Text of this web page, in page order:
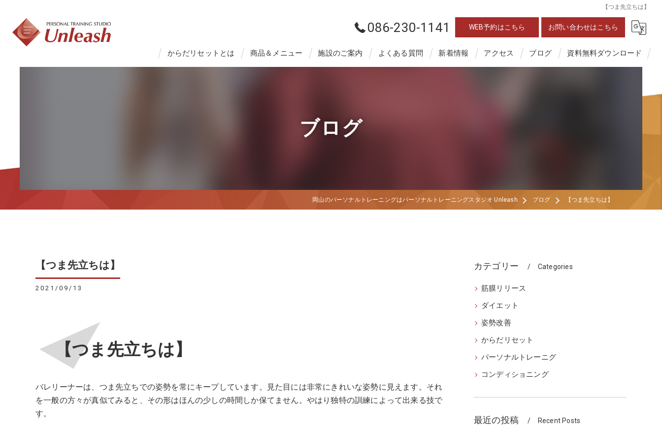
【つま先立ちは】
086-230-1141 WEB予約はこちら お問い合わせはこちら
からだリセットとは 商品＆メニュー 施設のご案内 よくある質問 新着情報 アクセス ブログ 資料無料ダウンロード
ブログ
岡山のパーソナルトレーニングはパーソナルトレーニングスタジオ Unleash ブログ 【つま先立ちは】
【つま先立ちは】
2021/09/13
【つま先立ちは】
バレリーナーは、つま先立ちでの姿勢を常にキープしています。見た目には非常にきれいな姿勢に見えます。それ
を一般の方々が真似てみると、その形はほんの少しの時間しか保てません。やはり独特の訓練によって出来る技で
す。
カテゴリー Categories
筋膜リリース
ダイエット
姿勢改善
からだリセット
パーソナルトレーニグ
コンディショニング
最近の投稿 Recent Posts